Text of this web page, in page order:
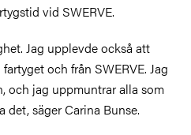
vid SWERVE.
Jag upplevde också att
och från SWERVE. Jag
och jag uppmuntrar alla som
det, säger Carina Bunse.